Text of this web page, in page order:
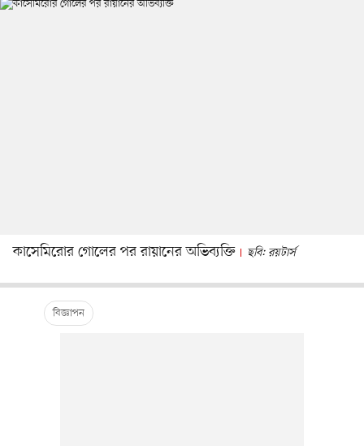
কাসেমিরোর গোলের পর রায়ানের অভিব্যক্তি ছবি: রয়টার্স